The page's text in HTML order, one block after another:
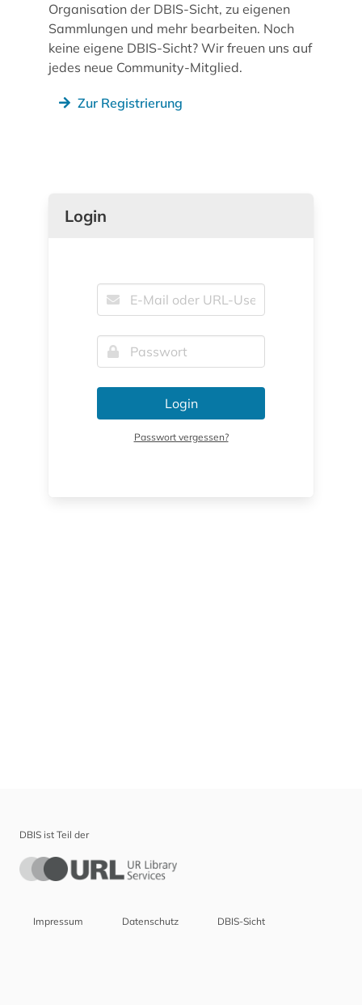
Organisation der DBIS-Sicht, zu eigenen
Sammlungen und mehr bearbeiten. Noch
keine eigene DBIS-Sicht? Wir freuen uns auf
jedes neue Community-Mitglied.
Zur Registrierung
Login
Login
Passwort vergessen?
DBIS ist Teil der
Impressum Datenschutz DBIS-Sicht